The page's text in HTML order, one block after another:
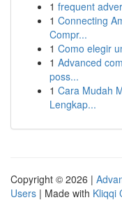
1 frequent
1 Connecting
Compr...
1 Como elegir
1 Advanced
poss...
1 Cara Mudah
Lengkap...
Copyright © 2026 |
Users | Made with Kliqqi